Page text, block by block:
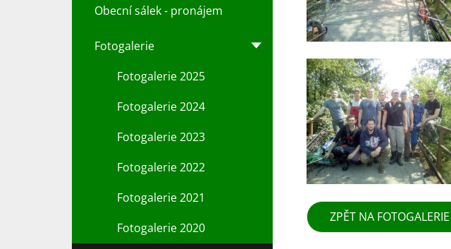
ZPĚT NA FOTOGALERIE
Obecní sálek - pronájem
Fotogalerie
Fotogalerie 2025
Fotogalerie 2024
Fotogalerie 2023
Fotogalerie 2022
Fotogalerie 2021
Fotogalerie 2020